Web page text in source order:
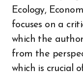
Ecology,
focuses on a
which the
from the
which is crucial